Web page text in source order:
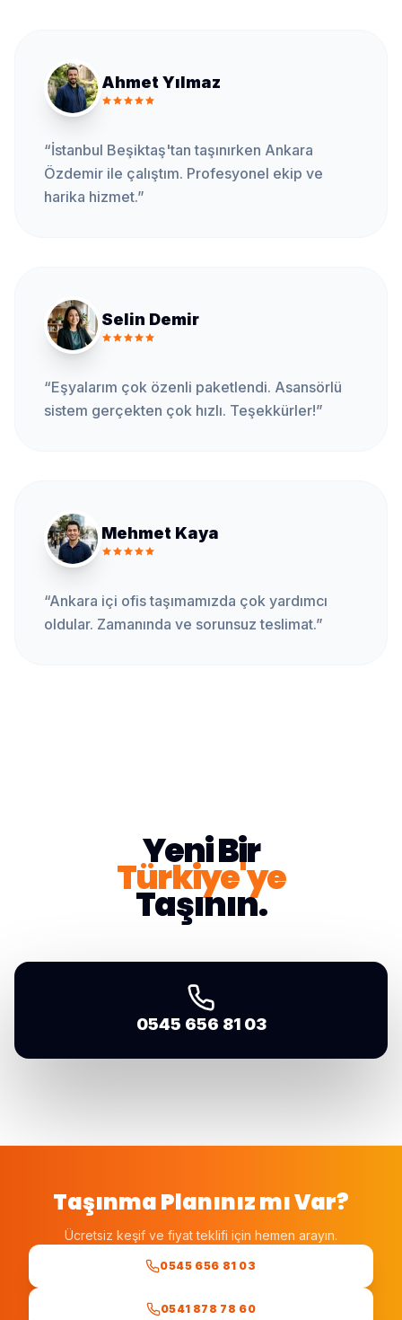
Ahmet Yılmaz
“İstanbul Beşiktaş'tan taşınırken Ankara
Özdemir ile çalıştım. Profesyonel ekip ve
harika hizmet.”
Selin Demir
“Eşyalarım çok özenli paketlendi. Asansörlü
sistem gerçekten çok hızlı. Teşekkürler!”
Mehmet Kaya
“Ankara içi ofis taşımamızda çok yardımcı
oldular. Zamanında ve sorunsuz teslimat.”
Yeni Bir
Türkiye'ye
Taşının.
0545 656 81 03
Taşınma Planınız mı Var?
Ücretsiz keşif ve fiyat teklifi için hemen arayın.
0545 656 81 03
0541 878 78 60